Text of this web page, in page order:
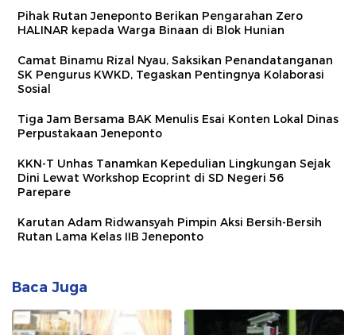
Pihak Rutan Jeneponto Berikan Pengarahan Zero
HALINAR kepada Warga Binaan di Blok Hunian
Camat Binamu Rizal Nyau, Saksikan Penandatanganan
SK Pengurus KWKD, Tegaskan Pentingnya Kolaborasi
Sosial
Tiga Jam Bersama BAK Menulis Esai Konten Lokal Dinas
Perpustakaan Jeneponto
KKN-T Unhas Tanamkan Kepedulian Lingkungan Sejak
Dini Lewat Workshop Ecoprint di SD Negeri 56
Parepare
Karutan Adam Ridwansyah Pimpin Aksi Bersih-Bersih
Rutan Lama Kelas IIB Jeneponto
Baca Juga